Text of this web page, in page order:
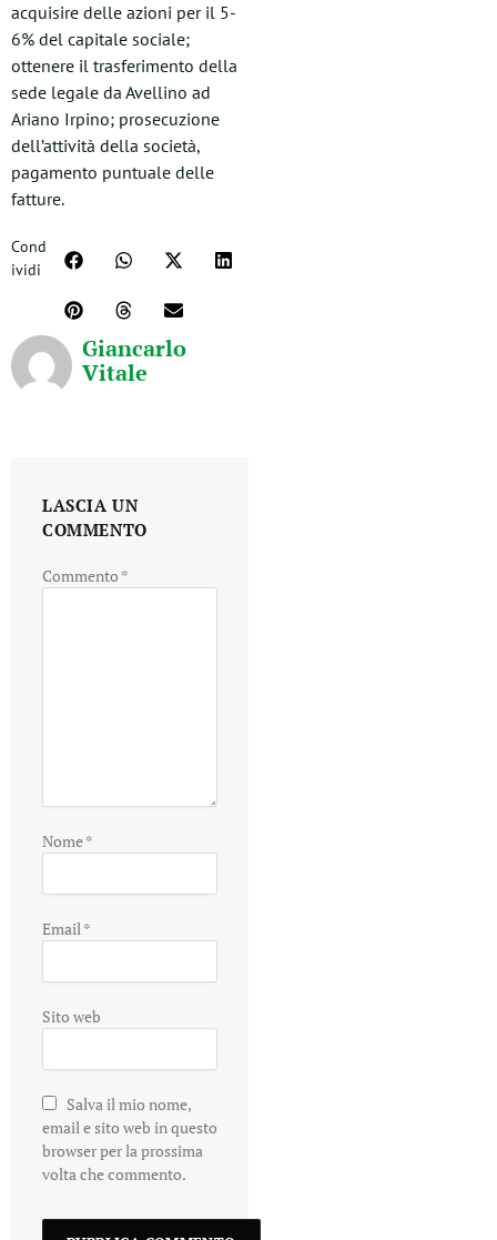
acquisire delle azioni per il 5-
6% del capitale sociale;
ottenere il trasferimento della
sede legale da Avellino ad
Ariano Irpino; prosecuzione
dell’attività della società,
pagamento puntuale delle
fatture.
Cond
ividi
Giancarlo
Vitale
LASCIA UN
COMMENTO
Commento *
Nome*
Email*
Sito web
Salva il mio nome,
email e sito web in questo
browser per la prossima
volta che commento.